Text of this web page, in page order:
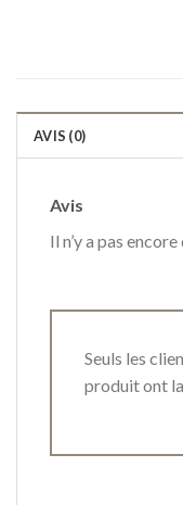
AVIS (0)
Avis
Il n’y a pas encore
Seuls les
produit ont